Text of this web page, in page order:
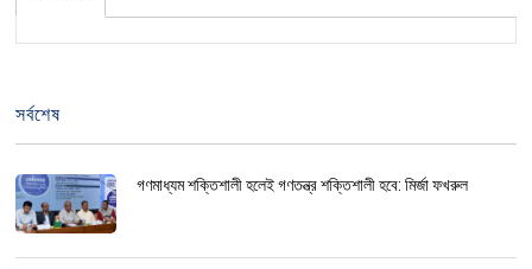
সর্বশেষ
গণমাধ্যম শক্তিশালী হলেই গণতন্ত্র শক্তিশালী হবে: মির্জা ফখরুল